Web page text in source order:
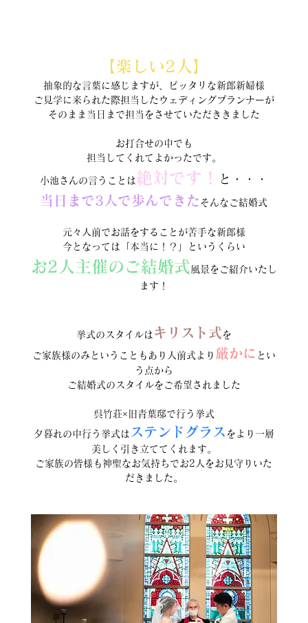
【楽しい2人】
抽象的な言葉に感じますが、ピッタリな新郎新婦様
ご見学に来られた際担当したウェディングプランナーが
そのまま当日まで担当をさせていただききました
お打合せの中でも
担当してくれてよかったです。
小池さんの言うことは 絶対です！ と・・・
当日まで3人で歩んできた そんなご結婚式
元々人前でお話をすることが苦手な新郎様
今となっては「本当に！？」というくらい
お2人主催のご結婚式風景をご紹介いたし
ます！
挙式のスタイルは キリスト式 を
ご家族様のみということもあり人前式より 厳かに とい
う点から
ご結婚式のスタイルをご希望されました
呉竹荘×旧青葉邸で行う挙式
夕暮れの中行う挙式は ステンドグラス をより一層
美しく引き立ててくれます。
ご家族の皆様も神聖なお気持ちでお2人をお見守りいた
だきました。